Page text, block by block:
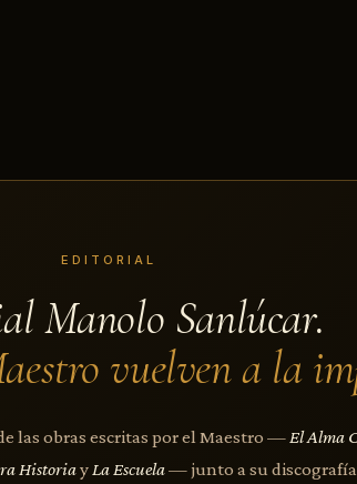
EDITORIAL
Manolo Sanlúcar.
vuelven a la
las obras escritas por el Maestro —El Alma
HistoriayLa Escuela— junto a su